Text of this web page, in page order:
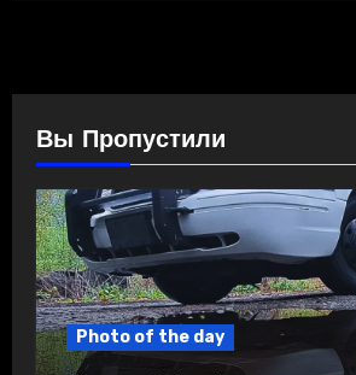
Вы Пропустили
Photo of the day